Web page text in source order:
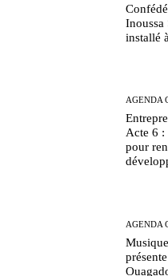
installé
AGENDA
Acte 6 :
pour
AGENDA